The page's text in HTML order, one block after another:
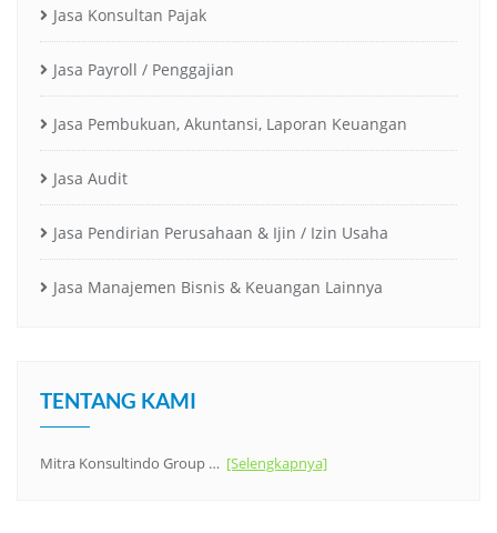
Jasa Konsultan Pajak
Jasa Payroll / Penggajian
Jasa Pembukuan, Akuntansi, Laporan Keuangan
Jasa Audit
Jasa Pendirian Perusahaan & Ijin / Izin Usaha
Jasa Manajemen Bisnis & Keuangan Lainnya
TENTANG KAMI
Mitra Konsultindo Group … [Selengkapnya]